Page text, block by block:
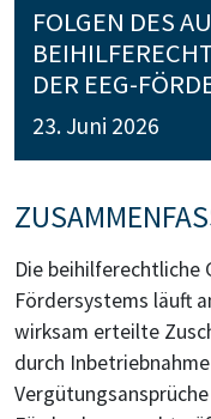
FOLGEN DES
DER EEG-
23. Juni 2026
Die beihilferechtliche
Fördersystems läuft
wirksam erteilte
durch